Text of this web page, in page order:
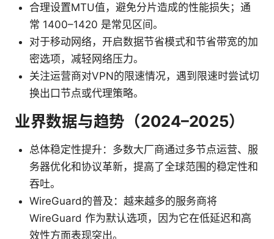
合理设置MTU值，避免分片造成的性能损失；通
常 1400–1420 是常见区间。
对于移动网络，开启数据节省模式和节省带宽的加
密选项，减轻网络压力。
关注运营商对VPN的限速情况，遇到限速时尝试切
换出口节点或代理策略。
业界数据与趋势（2024–2025）
总体稳定性提升：多数大厂商通过多节点运营、服
务器优化和协议革新，提高了全球范围的稳定性和
吞吐。
WireGuard的普及：越来越多的服务商将
WireGuard 作为默认选项，因为它在低延迟和高
效性方面表现突出。